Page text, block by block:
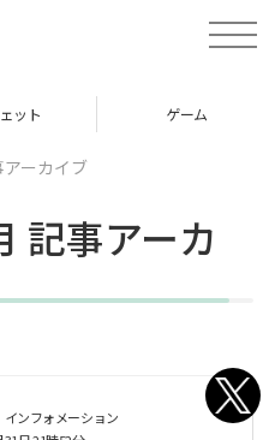
toggle
ット ゲーム
ーカイブ
記事アーカ
インフォメーション